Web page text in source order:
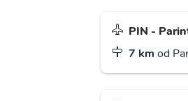
PIN -
7 km od